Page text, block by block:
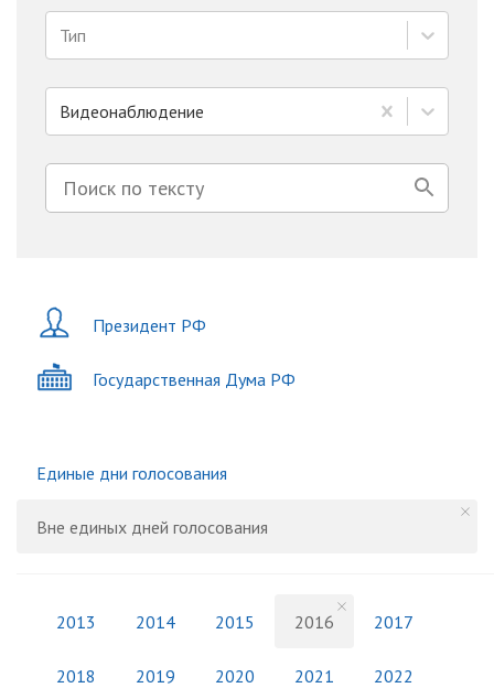
Тип
Видеонаблюдение
Президент РФ
Государственная Дума РФ
Единые дни голосования
Вне единых дней голосования
2013 2014 2015 2016 2017
2018 2019 2020 2021 2022